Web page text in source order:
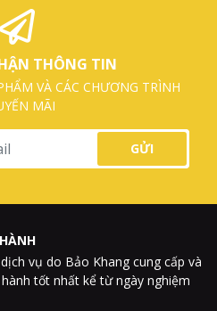
THÔNG TIN
VÀ CÁC CHƯƠNG TRÌNH
MÃI
GỬI
vụ do Bảo Khang cung cấp và
tốt nhất kể từ ngày nghiệm